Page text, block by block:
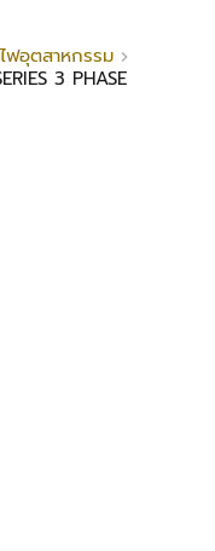
ฟอุตสาหกรรม
3 PHASE